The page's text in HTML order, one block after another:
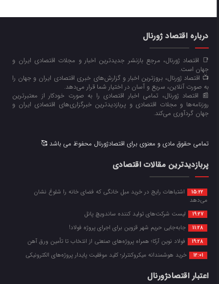
درباره اقتصاد ژورنال
📑 اقتصاد ژورنال، مرجع بازنشر جدیدترین اخبار و مجلات اقتصادی ایران و
جهان است.
📺 اقتصاد ژورنال، بروزترین اخبار و گزارش‌های خبری اقتصادی ایران و جهان را
به صورت آنلاین، سریع و آسان در اختیار شما قرار می‌‌دهد.
📰 اقتصاد ژورنال، تمامی اخبار اقتصادی را به صورت خودکار از معتبرترین
روزنامه‌ها و مجلات اقتصادی و پربازدیدترین خبرگزاری‌های اقتصادی ایران و
جهان گردآوری می‌کند.
تمامی حقوق مادی و معنوی برای اقتصادژورنال محفوظ می باشد 🥰
پربازدیدترین مقالات اقتصادی
15:22
اشتباهات رایج در خرید مبل خانگی که فضای خانه را شلوغ نشان
می‌دهد
19:27 لیست شرکت‌های تولید کننده ساندویچ پانل
11:28 جابه‌جایی حریم شهر قزوین برای اجرای پروژه فولاد!
19:28 فولاد نوین آرکا؛ همراه پروژه‌های صنعتی از انتخاب تا تأمین ورق آهن
12:01 خرید هوشمندانه میکروکنترلر؛ کلید موفقیت پایدار پروژه‌های الکترونیکی
اعتبار اقتصادژورنال